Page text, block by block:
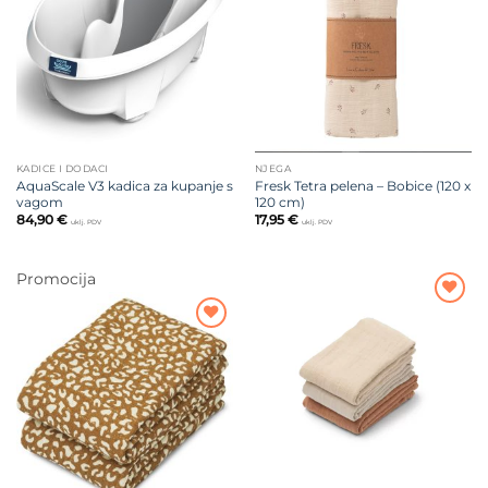
želja
KADICE I DODACI
AquaScale V3 kadica za kupanje s
vagom
84,90 € uklj. PDV
NJEGA
Fresk Tetra pelena – Bobice (120 x
120 cm)
17,95 € uklj. PDV
Promocija
Dodajte
na listu
želja